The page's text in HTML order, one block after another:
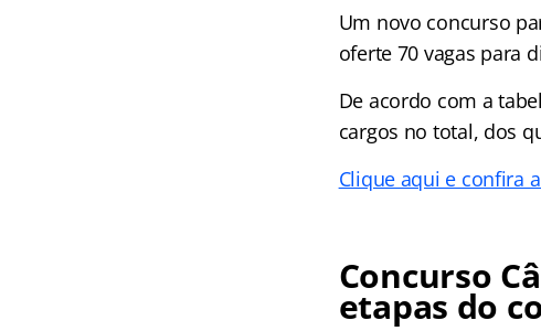
Um novo concurso
oferte 70 vagas para
De acordo com a
cargos no total, dos
Clique aqui e confira
Concurso
etapas do